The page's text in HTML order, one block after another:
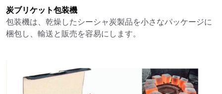
炭ブリケット包装機
包装機は、乾燥したシーシャ炭製品を小さなパッケージに
梱包し、輸送と販売を容易にします。